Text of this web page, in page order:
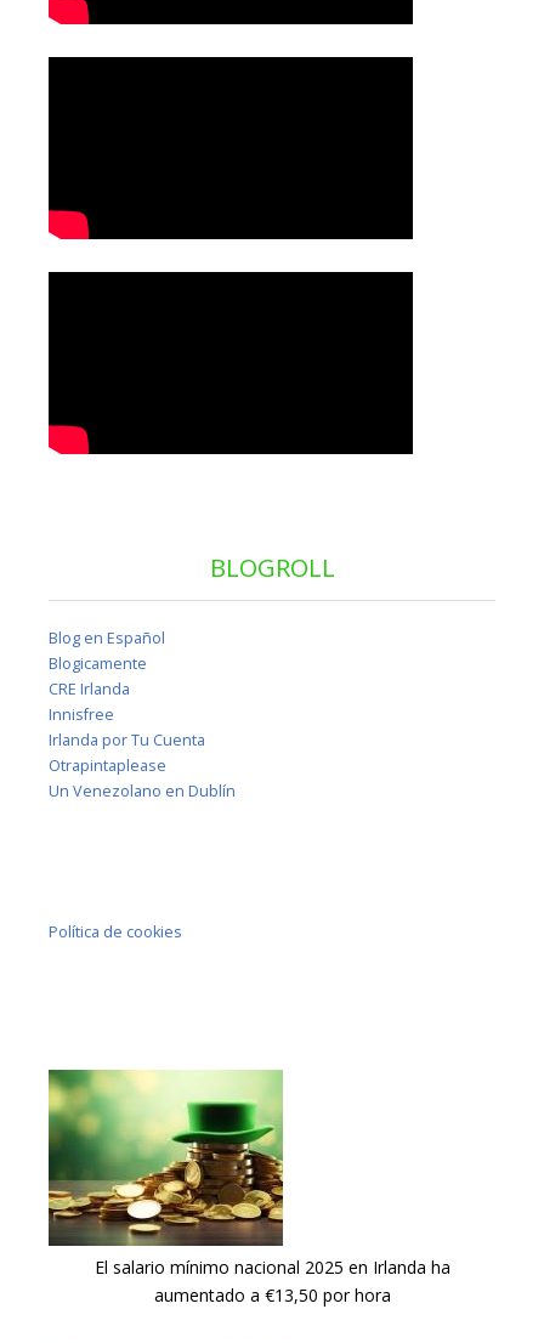
BLOGROLL
Blog en Español
Blogicamente
CRE Irlanda
Innisfree
Irlanda por Tu Cuenta
Otrapintaplease
Un Venezolano en Dublín
Política de cookies
El salario mínimo nacional 2025 en Irlanda ha
aumentado a €13,50 por hora